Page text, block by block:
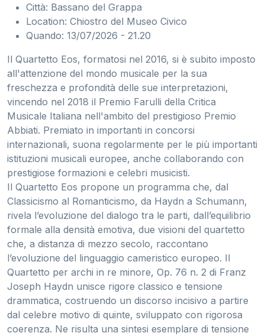
Città: Bassano del Grappa
Location: Chiostro del Museo Civico
Quando: 13/07/2026 - 21.20
Il Quartetto Eos, formatosi nel 2016, si è subito imposto
all'attenzione del mondo musicale per la sua
freschezza e profondità delle sue interpretazioni,
vincendo nel 2018 il Premio Farulli della Critica
Musicale Italiana nell'ambito del prestigioso Premio
Abbiati. Premiato in importanti in concorsi
internazionali, suona regolarmente per le più importanti
istituzioni musicali europee, anche collaborando con
prestigiose formazioni e celebri musicisti.
Il Quartetto Eos propone un programma che, dal
Classicismo al Romanticismo, da Haydn a Schumann,
rivela l’evoluzione del dialogo tra le parti, dall’equilibrio
formale alla densità emotiva, due visioni del quartetto
che, a distanza di mezzo secolo, raccontano
l’evoluzione del linguaggio cameristico europeo. Il
Quartetto per archi in re minore, Op. 76 n. 2 di Franz
Joseph Haydn unisce rigore classico e tensione
drammatica, costruendo un discorso incisivo a partire
dal celebre motivo di quinte, sviluppato con rigorosa
coerenza. Ne risulta una sintesi esemplare di tensione